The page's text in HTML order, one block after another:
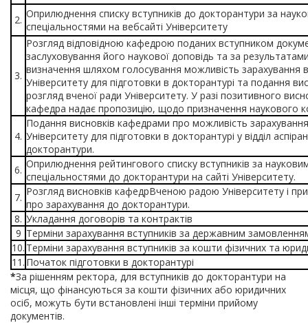
2. Оприлюднення списку вступників до докторантури за
спеціальностями на вебсайті Університету
3.
Розгляд відповідною кафедрою поданих вступником
заслуховування його наукової доповідь та за
визначення шляхом голосування можливість зарахування
Університету для підготовки в докторантурі та подання
розгляд вченої ради Університету. У разі позитивного
кафедра надає пропозицію, щодо призначення наукового
4.
Подання висновків кафедрами про можливість
Університету для підготовки в докторантурі у відділ
докторантури.
6. Оприлюднення рейтингового списку вступників за
спеціальностями до докторантури на сайті Університету.
7. Розгляд висновків кафедрВченою радою Університету і
про зарахування до докторантури.
8. Укладання договорів та контрактів
9 Терміни зарахування вступників за державним
10. Терміни зарахування вступників за кошти фізичних та
11. Початок підготовки в докторантурі
*За рішенням ректора, для вступників до докторантури на
місця, що фінансуються за кошти фізичних або юридичних
осіб, можуть бути встановлені інші терміни прийому
документів.